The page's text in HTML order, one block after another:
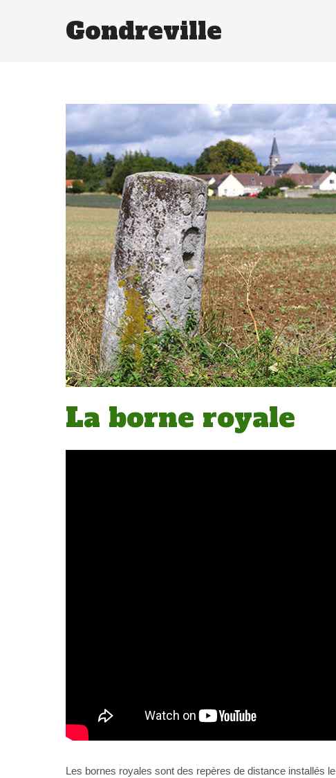
Gondreville
La borne royale
Les bornes royales sont des repères de distance installés